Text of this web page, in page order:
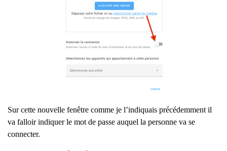
Sur cette nouvelle fenêtre comme je l’indiquais précédemment il
va falloir indiquer le mot de passe auquel la personne va se
connecter.